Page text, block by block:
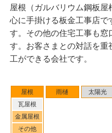
屋根
瓦屋根
金属屋根
その他
雨樋 太陽光
屋根（ガルバリウム鋼板
心に手掛ける板金工事店で
す。その他の住宅工事も窓
す。お客さまとの対話を
工ができる会社です。